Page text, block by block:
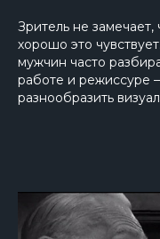
Зритель не замечает,
хорошо это
мужчин часто
работе и режиссуре
разнообразить